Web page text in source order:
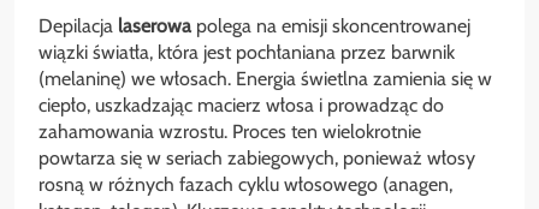
Depilacja laserowapolega na emisji skoncentrowanej
wiązki światła, która jest pochłaniana przez barwnik
(melaninę) we włosach. Energia świetlna zamienia się w
ciepło, uszkadzając macierz włosa i prowadząc do
zahamowania wzrostu. Proces ten wielokrotnie
powtarza się w seriach zabiegowych, ponieważ włosy
rosną w różnych fazach cyklu włosowego (anagen,